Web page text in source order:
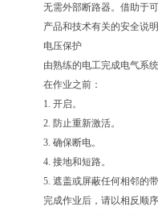
无需外部断路器。借助于
产品和技术有关的安全说明
电压保护
由熟练的电工完成电气系
在作业之前：
1. 开启。
2. 防止重新激活。
3. 确保断电。
4. 接地和短路。
5. 遮盖或屏蔽任何相邻的
完成作业后，请以相反顺